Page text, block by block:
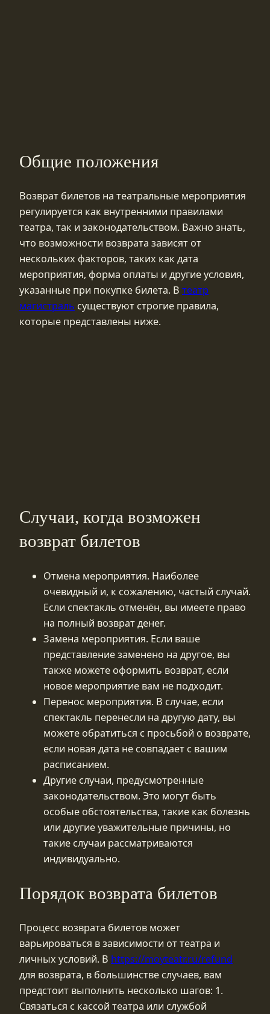
Общие положения
Возврат билетов на театральные мероприятия
регулируется как внутренними правилами
театра, так и законодательством. Важно знать,
что возможности возврата зависят от
нескольких факторов, таких как дата
мероприятия, форма оплаты и другие условия,
указанные при покупке билета. В театр
магистраль существуют строгие правила,
которые представлены ниже.
Случаи, когда возможен
возврат билетов
Отмена мероприятия. Наиболее
очевидный и, к сожалению, частый случай.
Если спектакль отменён, вы имеете право
на полный возврат денег.
Замена мероприятия. Если ваше
представление заменено на другое, вы
также можете оформить возврат, если
новое мероприятие вам не подходит.
Перенос мероприятия. В случае, если
спектакль перенесли на другую дату, вы
можете обратиться с просьбой о возврате,
если новая дата не совпадает с вашим
расписанием.
Другие случаи, предусмотренные
законодательством. Это могут быть
особые обстоятельства, такие как болезнь
или другие уважительные причины, но
такие случаи рассматриваются
индивидуально.
Порядок возврата билетов
Процесс возврата билетов может
варьироваться в зависимости от театра и
личных условий. В https://moyteatr.ru/refund
для возврата, в большинстве случаев, вам
предстоит выполнить несколько шагов: 1.
Связаться с кассой театра или службой